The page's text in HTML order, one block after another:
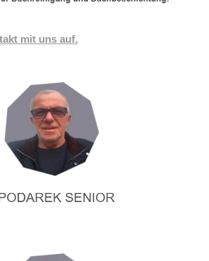
mit uns auf.